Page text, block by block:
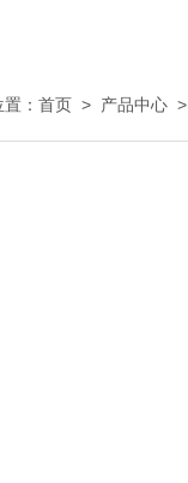
： 首页 > 产品中心 >